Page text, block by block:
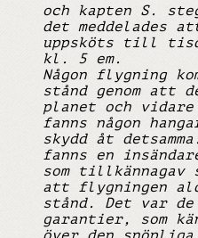
och kapten S.
det meddelades
uppsköts till
kl. 5 em.
Någon flygning
stånd genom
planet och
fanns någon
skydd åt
fanns en
som tillkännagav
att flygningen
stånd. Det var de
garantier, som